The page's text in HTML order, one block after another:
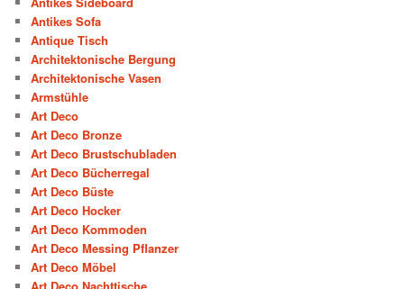
Antikes Sofa
Antique Tisch
Architektonische Bergung
Architektonische Vasen
Armstühle
Art Deco
Art Deco Bronze
Art Deco Brustschubladen
Art Deco Bücherregal
Art Deco Büste
Art Deco Hocker
Art Deco Kommoden
Art Deco Messing Pflanzer
Art Deco Möbel